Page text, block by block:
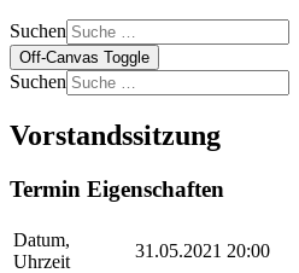
Suchen
Off-Canvas Toggle
Suchen
Vorstandssitzung
Termin Eigenschaften
Datum,
Uhrzeit
31.05.2021 20:00